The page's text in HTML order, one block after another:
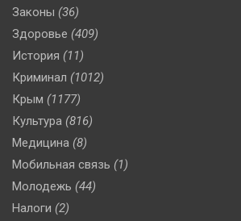
Законы (36)
Здоровье (409)
История (11)
Криминал (1012)
Крым (1177)
Культура (816)
Медицина (8)
Мобильная связь (1)
Молодежь (44)
Налоги (2)